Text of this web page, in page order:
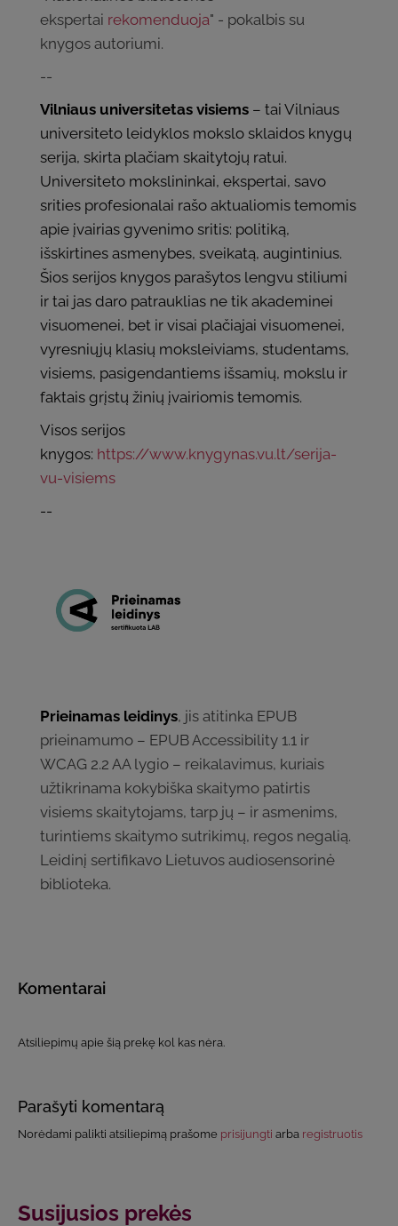
ekspertai rekomenduoja" - pokalbis su
knygos autoriumi.
--
Vilniaus universitetas visiems – tai Vilniaus
universiteto leidyklos mokslo sklaidos knygų
serija, skirta plačiam skaitytojų ratui.
Universiteto mokslininkai, ekspertai, savo
srities profesionalai rašo aktualiomis temomis
apie įvairias gyvenimo sritis: politiką,
išskirtines asmenybes, sveikatą, augintinius.
Šios serijos knygos parašytos lengvu stiliumi
ir tai jas daro patrauklias ne tik akademinei
visuomenei, bet ir visai plačiajai visuomenei,
vyresniųjų klasių moksleiviams, studentams,
visiems, pasigendantiems išsamių, mokslu ir
faktais grįstų žinių įvairiomis temomis.
Visos serijos
knygos: https://www.knygynas.vu.lt/serija-
vu-visiems
--
Prieinamas leidinys, jis atitinka EPUB
prieinamumo – EPUB Accessibility 1.1 ir
WCAG 2.2 AA lygio – reikalavimus, kuriais
užtikrinama kokybiška skaitymo patirtis
visiems skaitytojams, tarp jų – ir asmenims,
turintiems skaitymo sutrikimų, regos negalią.
Leidinį sertifikavo Lietuvos audiosensorinė
biblioteka.
Komentarai
Atsiliepimų apie šią prekę kol kas nėra.
Parašyti komentarą
Norėdami palikti atsiliepimą prašome prisijungti arba registruotis
Susijusios prekės